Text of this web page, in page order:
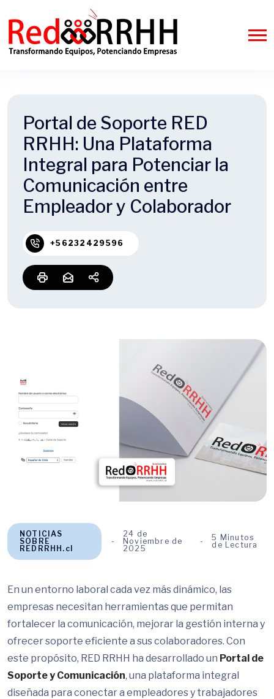
Portal de Soporte RED
RRHH: Una Plataforma
Integral para Potenciar la
Comunicación entre
Empleador y Colaborador
+56232429596
NOTICIAS
SOBRE
REDRRHH.cl
24 de
Noviembre de
2025
5 Minutos
de Lectura
En un entorno laboral cada vez más dinámico, las
empresas necesitan herramientas que permitan
fortalecer la comunicación, mejorar la gestión interna y
ofrecer soporte eficiente a sus colaboradores. Con
este propósito, RED RRHH ha desarrollado un Portal de
Soporte y Comunicación, una plataforma integral
diseñada para conectar a empleadores y trabajadores